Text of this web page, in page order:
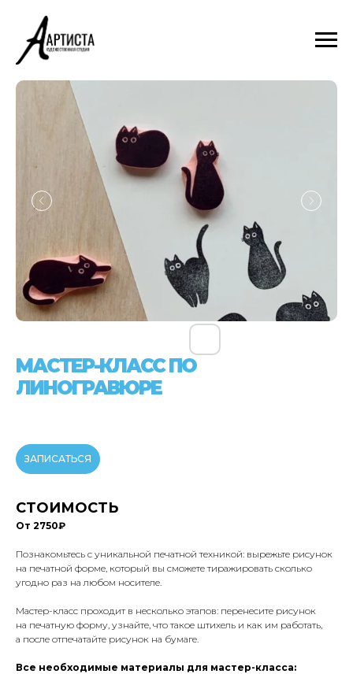
МАСТЕР-КЛАСС ПО
ЛИНОГРАВЮРЕ
ЗАПИСАТЬСЯ
СТОИМОСТЬ
От 2750₽
Познакомьтесь с уникальной печатной техникой: вырежьте рисунок
на печатной форме, который вы сможете тиражировать сколько
угодно раз на любом носителе.
Мастер-класс проходит в несколько этапов: перенесите рисунок
на печатную форму, узнайте, что такое штихель и как им работать,
а после отпечатайте рисунок на бумаге.
Все необходимые материалы для мастер-класса: